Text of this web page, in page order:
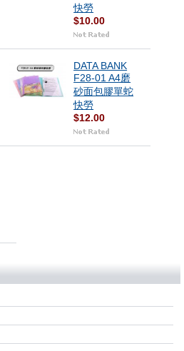
快勞
$10.00
DATA BANK
F28-01 A4磨
砂面包膠單蛇
快勞
$12.00